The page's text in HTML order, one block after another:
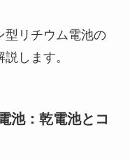
型リチウム電池の
します。
池：乾電池とコ